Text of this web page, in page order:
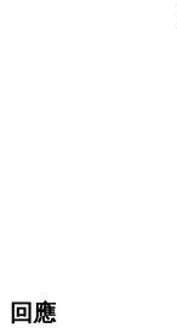
回應